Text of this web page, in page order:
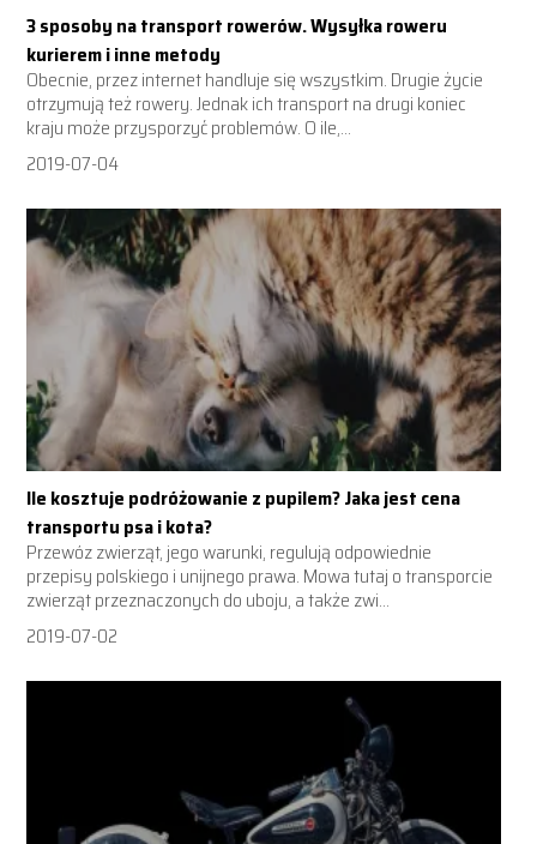
3 sposoby na transport rowerów. Wysyłka roweru
kurierem i inne metody
Obecnie, przez internet handluje się wszystkim. Drugie życie
otrzymują też rowery. Jednak ich transport na drugi koniec
kraju może przysporzyć problemów. O ile,...
2019-07-04
Ile kosztuje podróżowanie z pupilem? Jaka jest cena
transportu psa i kota?
Przewóz zwierząt, jego warunki, regulują odpowiednie
przepisy polskiego i unijnego prawa. Mowa tutaj o transporcie
zwierząt przeznaczonych do uboju, a także zwi...
2019-07-02